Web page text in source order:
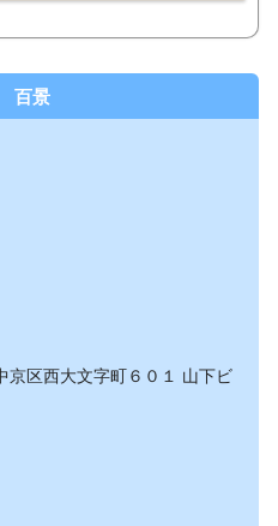
百景
京区西大文字町６０１ 山下ビ